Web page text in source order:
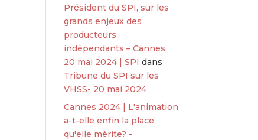
Président du SPI, sur les
grands enjeux des
producteurs
indépendants – Cannes,
20 mai 2024 | SPI dans
Tribune du SPI sur les
VHSS- 20 mai 2024
Cannes 2024 | L'animation
a-t-elle enfin la place
qu'elle mérite? -